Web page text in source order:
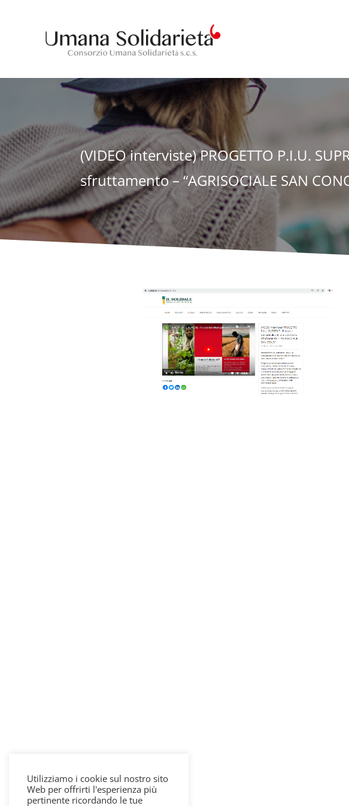
(VIDEO interviste) PROGETTO P.I.U.
sfruttamento – “AGRISOCIALE SAN
Utilizziamo i cookie sul nostro sito
Web per offrirti l'esperienza più
pertinente ricordando le tue